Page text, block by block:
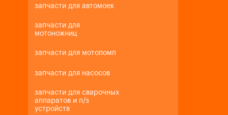
запчасти для автомоек
запчасти для
мотоножниц
запчасти для мотопомп
запчасти для насосов
запчасти для сварочных
аппаратов и п/з
устройств